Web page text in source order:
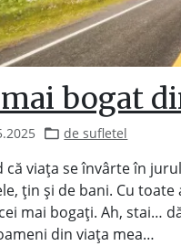
bogat
de sufletel
că viața se învârte în
țin și de bani. Cu
mai bogați. Ah, stai…
din viața mea…